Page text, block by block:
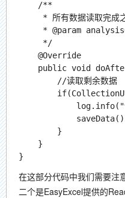
    /**
* 所有数据读取完成
* @param
     */
    @Override
public void
        //读取剩余数据
        }
    }
在这部分代码中我们需要注
二个是EasyExcel提供的